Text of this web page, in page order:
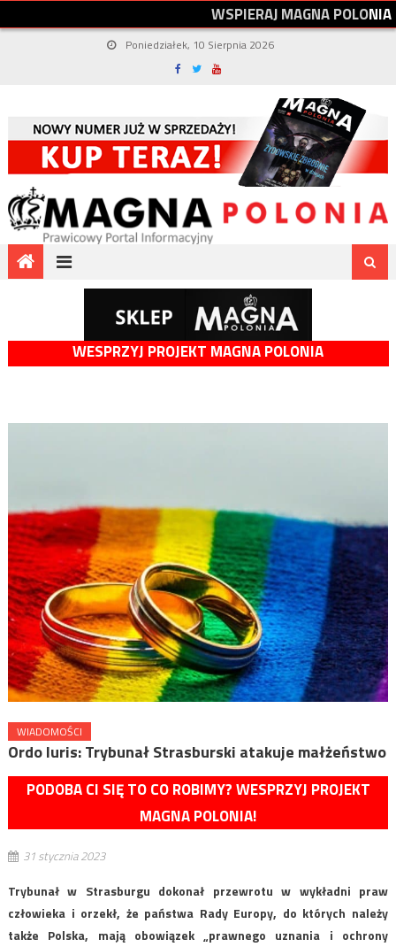
WSPIERAJMAGNAPOLONIA
Poniedziałek, 10 Sierpnia 2026
WESPRZYJ PROJEKT MAGNA POLONIA
WIADOMOŚCI
Ordo Iuris: Trybunał Strasburski atakuje małżeństwo
PODOBA CI SIĘ TO CO ROBIMY? WESPRZYJ PROJEKT
MAGNA POLONIA!
31 stycznia 2023
Trybunał w Strasburgu dokonał przewrotu w wykładni praw
człowieka i orzekł, że państwa Rady Europy, do których należy
także Polska, mają obowiązek „prawnego uznania i ochrony